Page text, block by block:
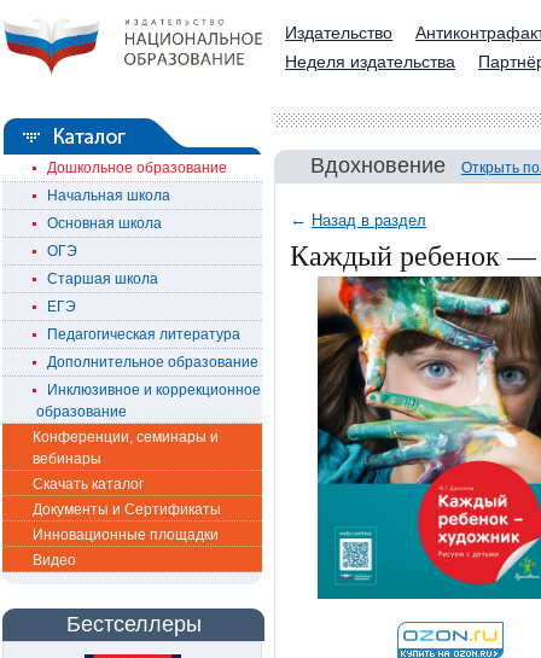
Издательство
Неделя издательства
Дошкольное образование
Начальная школа
Основная школа
ОГЭ
Старшая школа
ЕГЭ
Педагогическая литература
Дополнительное образование
Инклюзивное и коррекционное
образование
Конференции, семинары и
вебинары
Скачать каталог
Документы и Сертификаты
Инновационные площадки
Видео
Бестселлеры
Вдохновение Открыть
← Назад в раздел
Каждый ребенок —